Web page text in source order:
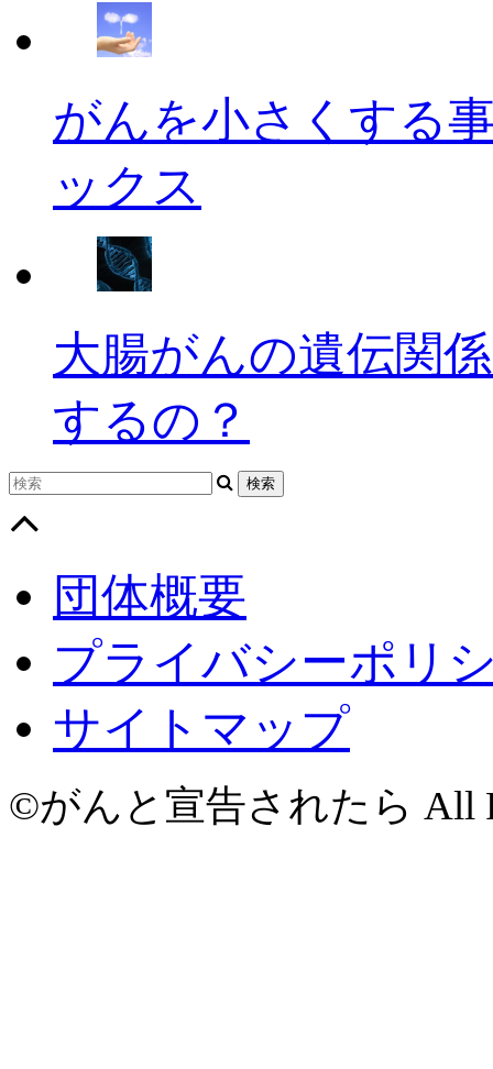
がんを小さくする
ックス
大腸がんの遺伝関
するの？
団体概要
プライバシーポリ
サイトマップ
©がんと宣告されたら All